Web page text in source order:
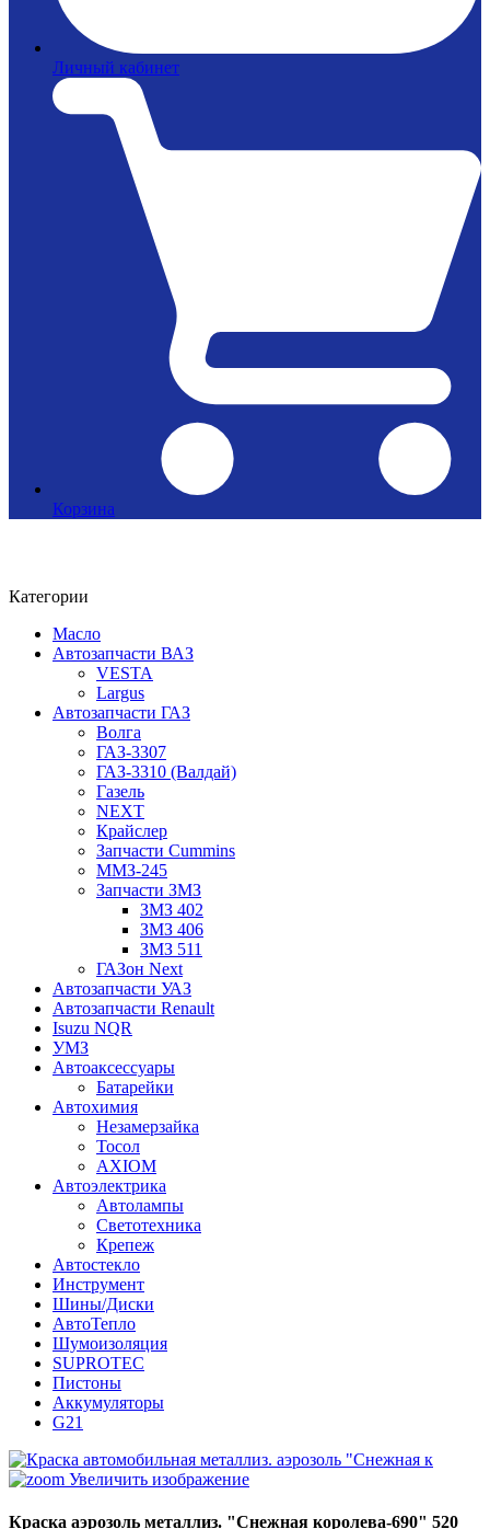
Личный кабинет
Корзина
Категории
Масло
Автозапчасти ВАЗ
VESTA
Largus
Автозапчасти ГАЗ
Волга
ГАЗ-3307
ГАЗ-3310 (Валдай)
Газель
NEXT
Крайслер
Запчасти Cummins
ММЗ-245
Запчасти ЗМЗ
ЗМЗ 402
ЗМЗ 406
ЗМЗ 511
ГАЗон Next
Автозапчасти УАЗ
Автозапчасти Renault
Isuzu NQR
УМЗ
Автоаксессуары
Батарейки
Автохимия
Незамерзайка
Тосол
AXIOM
Автоэлектрика
Автолампы
Светотехника
Крепеж
Автостекло
Инструмент
Шины/Диски
АвтоТепло
Шумоизоляция
SUPROTEC
Пистоны
Аккумуляторы
G21
Увеличить изображение
Краска аэрозоль металлиз. "Снежная королева-690" 520